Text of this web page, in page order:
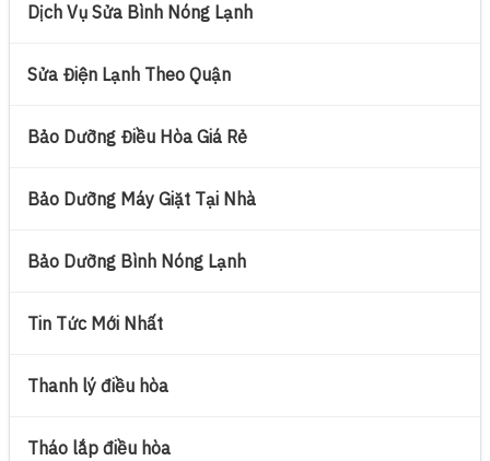
Dịch Vụ Sửa Bình Nóng Lạnh
Sửa Điện Lạnh Theo Quận
Bảo Dưỡng Điều Hòa Giá Rẻ
Bảo Dưỡng Máy Giặt Tại Nhà
Bảo Dưỡng Bình Nóng Lạnh
Tin Tức Mới Nhất
Thanh lý điều hòa
Tháo lắp điều hòa